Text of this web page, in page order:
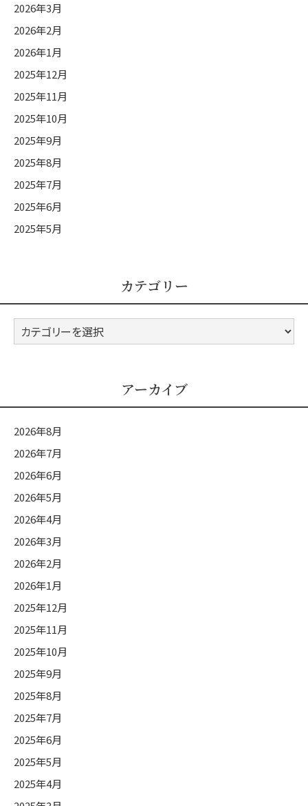
2026年3月
2026年2月
2026年1月
2025年12月
2025年11月
2025年10月
2025年9月
2025年8月
2025年7月
2025年6月
2025年5月
カテゴリー
カ
テ
アーカイブ
2026年8月
2026年7月
2026年6月
2026年5月
2026年4月
2026年3月
2026年2月
2026年1月
2025年12月
2025年11月
2025年10月
2025年9月
2025年8月
2025年7月
2025年6月
2025年5月
2025年4月